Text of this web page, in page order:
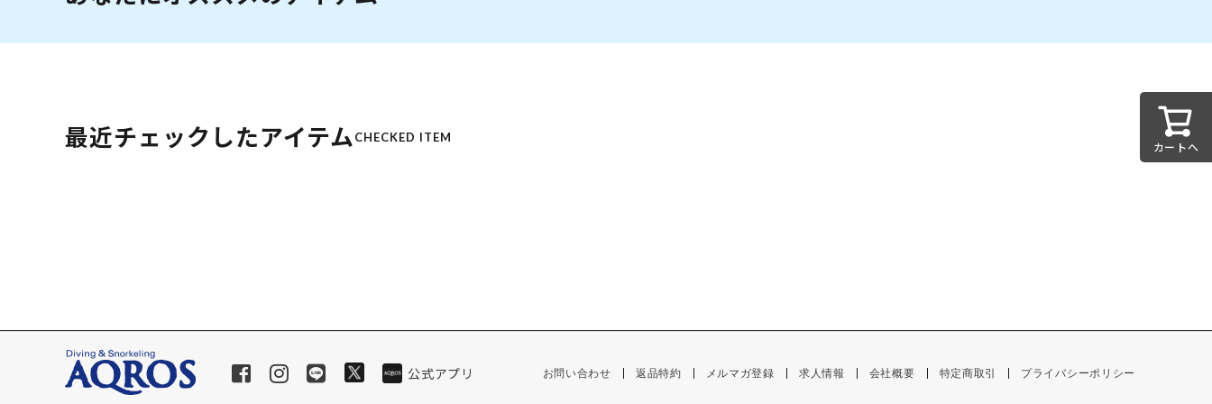
最近チェックしたアイテムCHECKED ITEM
カートへ
公式アプリ お問い合わせ 返品特約 メルマガ登録 求人情報 会社概要 特定商取引 プライバシーポリシー